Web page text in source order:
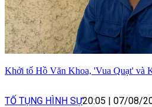
Khởi tố Hồ Văn Khoa, 'Vua Quạt' và
TỐ TỤNG HÌNH SỰ20:05 | 07/08/